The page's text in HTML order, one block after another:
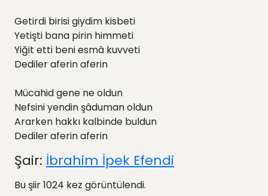
Getirdi birisi giydim kisbeti
Yetişti bana pirin himmeti
Yiğit etti beni esmâ kuvveti
Dediler aferin aferin
Mücahid gene ne oldun
Nefsini yendin şâduman oldun
Ararken hakkı kalbinde buldun
Dediler aferin aferin
Şair: İbrahim İpek Efendi
Bu şiir 1024 kez görüntülendi.